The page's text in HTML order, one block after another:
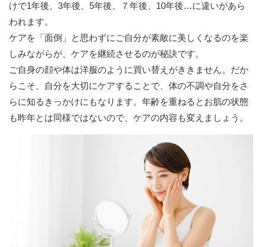
けで1年後、3年後、5年後、７年後、10年後…に違いがあら
われます。
ケアを「面倒」と思わずにご自分が素敵に美しくなるのを楽
しみながらが、ケアを継続させるのが秘訣です。
ご自身の顔や体は洋服のように買い替えがききません。だか
らこそ、自分を大切にケアすることで、体の不調や自分をさ
らに知るきっかけにもなります。年齢を重ねるとお肌の状態
も昨年とは同様ではないので、ケアの内容も変えましょう。